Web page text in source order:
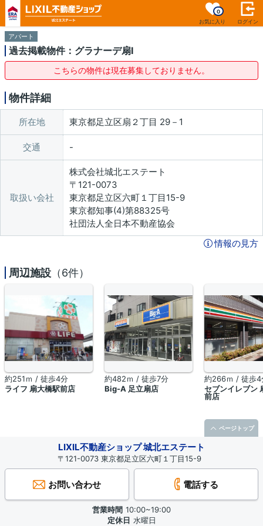
お気に入り
0
ログイン
アパート
過去掲載物件：グラナーデ扇I
こちらの物件は現在募集しておりません。
物件詳細
所在地 東京都足立区扇２丁目 29－1
交通
取扱い会社
株式会社城北エステート
〒121-0073
東京都足立区六町１丁目15-9
東京都知事(4)第88325号
社団法人全日本不動産協会
情報の見方
周辺施設 （6件）
約251ｍ / 徒歩4分
ライフ 扇大橋駅前店
約482ｍ / 徒歩7分
Big-A 足立扇店
約266ｍ / 徒歩4
セブンイレブン
前店
LIXIL不動産ショップ 城北エステート
〒121-0073 東京都足立区六町１丁目15-9
お問い合わせ 電話する
営業時間 10:00~19:00
定休日 水曜日
ページトップ